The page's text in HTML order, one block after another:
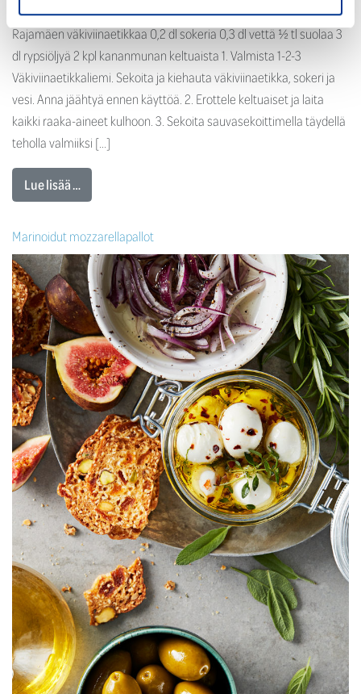
0,6 dl 1-2-3 väkiviinaetikkaliemi 1-2-3 Väkiviinaetikkaliemi: 0,1 dl
Rajamäen väkiviinaetikkaa 0,2 dl sokeria 0,3 dl vettä ½ tl suolaa 3
dl rypsiöljyä 2 kpl kananmunan keltuaista 1. Valmista 1-2-3
Väkiviinaetikkaliemi. Sekoita ja kiehauta väkiviinaetikka, sokeri ja
vesi. Anna jäähtyä ennen käyttöä. 2. Erottele keltuaiset ja laita
kaikki raaka-aineet kulhoon. 3. Sekoita sauvasekoittimella täydellä
teholla valmiiksi […]
Lue lisää …
Marinoidut mozzarellapallot